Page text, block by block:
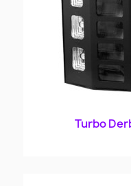
Turbo